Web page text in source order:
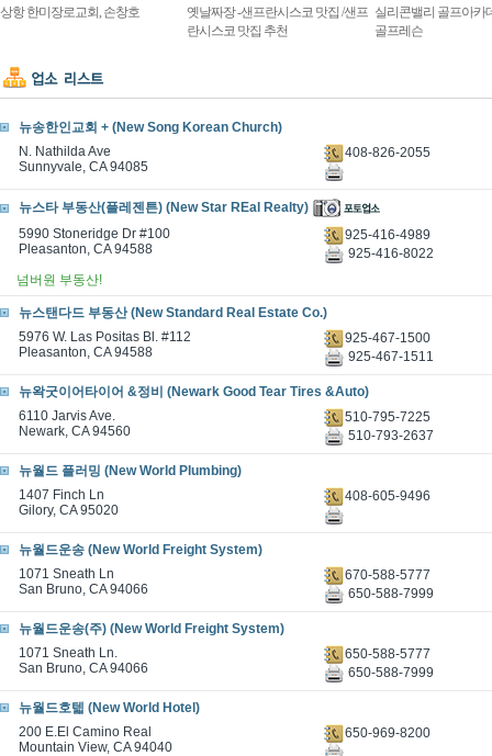
상항 한미장로교회, 손창호
옛날짜장 -샌프란시스코 맛집 /샌프
란시스코 맛집 추천
실리콘밸리 골프아카
골프레슨
뉴송한인교회 + (New Song Korean Church)
N. Nathilda Ave
Sunnyvale, CA 94085
408-826-2055
뉴스타 부동산(플레젠튼) (New Star REal Realty)
5990 Stoneridge Dr #100
Pleasanton, CA 94588
925-416-4989
925-416-8022
넘버원 부동산!
뉴스탠다드 부동산 (New Standard Real Estate Co.)
5976 W. Las Positas Bl. #112
Pleasanton, CA 94588
925-467-1500
925-467-1511
뉴왁굿이어타이어 &정비 (Newark Good Tear Tires &Auto)
6110 Jarvis Ave.
Newark, CA 94560
510-795-7225
510-793-2637
뉴월드 플러밍 (New World Plumbing)
1407 Finch Ln
Gilory, CA 95020
408-605-9496
뉴월드운송 (New World Freight System)
1071 Sneath Ln
San Bruno, CA 94066
670-588-5777
650-588-7999
뉴월드운송(주) (New World Freight System)
1071 Sneath Ln.
San Bruno, CA 94066
650-588-5777
650-588-7999
뉴월드호텗 (New World Hotel)
200 E.El Camino Real
Mountain View, CA 94040
650-969-8200